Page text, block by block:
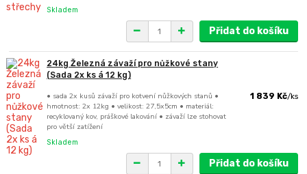
Skladem
Přidat do košíku
24kg Železná závaží pro nůžkové stany
(Sada 2x ks á 12 kg)
• sada 2x kusů závaží pro kotvení nůžkových stanů •
hmotnost: 2x 12kg • velikost: 27,5x5cm • materiál:
recyklovaný kov, práškové lakování • závaží lze stohovat
pro větší zatížení
1 839 Kč/ks
Skladem
Přidat do košíku